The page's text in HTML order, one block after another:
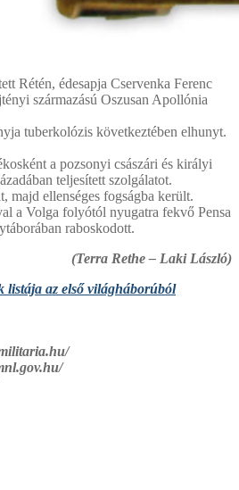
Rétén, édesapja Cservenka Ferenc
származású Oszusan Apollónia
tuberkolózis következtében elhunyt.
a pozsonyi császári és királyi
teljesített szolgálatot.
majd ellenséges fogságba került.
a Volga folyótól nyugatra fekvő Pensa
raboskodott.
(Terra Rethe – Laki László)
listája az első világháborúból